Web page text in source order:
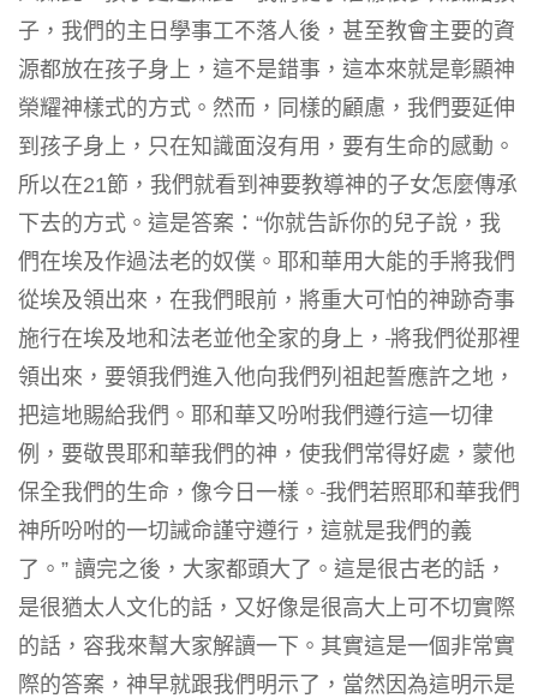
子，我們的主日學事工不落人後，甚至教會主要的資
源都放在孩子身上，這不是錯事，這本來就是彰顯神
榮耀神樣式的方式。然而，同樣的顧慮，我們要延伸
到孩子身上，只在知識面沒有用，要有生命的感動。
所以在21節，我們就看到神要教導神的子女怎麼傳承
下去的方式。這是答案：“你就告訴你的兒子說，我
們在埃及作過法老的奴僕。耶和華用大能的手將我們
從埃及領出來，在我們眼前，將重大可怕的神跡奇事
施行在埃及地和法老並他全家的身上， 將我們從那裡
領出來，要領我們進入他向我們列祖起誓應許之地，
把這地賜給我們。耶和華又吩咐我們遵行這一切律
例，要敬畏耶和華我們的神，使我們常得好處，蒙他
保全我們的生命，像今日一樣。 我們若照耶和華我們
神所吩咐的一切誡命謹守遵行，這就是我們的義
了。” 讀完之後，大家都頭大了。這是很古老的話，
是很猶太人文化的話，又好像是很高大上可不切實際
的話，容我來幫大家解讀一下。其實這是一個非常實
際的答案，神早就跟我們明示了，當然因為這明示是